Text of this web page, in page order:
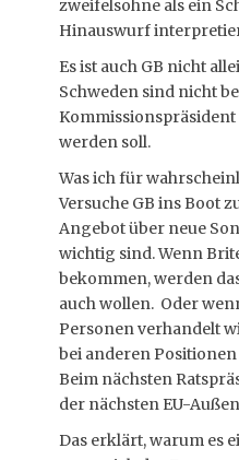
zweifelsohne als ein
Hinauswurf
Es ist auch GB nicht
Schweden sind nicht
werden soll.
Was ich für
Versuche GB ins Boot
Angebot über neue
wichtig sind. Wenn
bekommen, werden
auch wollen. Oder
Personen verhandelt
bei anderen
Beim nächsten
der nächsten EU-
Das erklärt, warum es